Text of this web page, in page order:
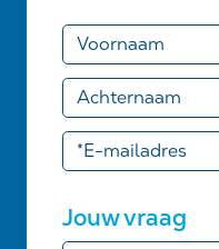
Jouw vraag